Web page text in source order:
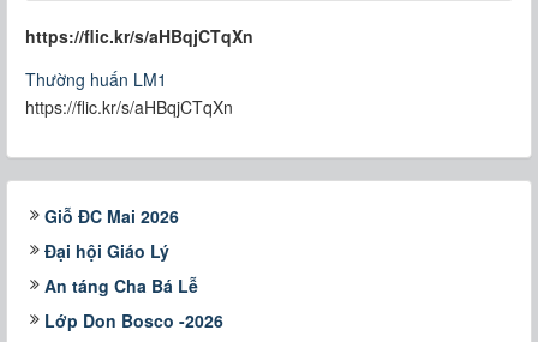
https://flic.kr/s/aHBqjCTqXn
Thường huấn LM1
https://flic.kr/s/aHBqjCTqXn
Giỗ ĐC Mai 2026
Đại hội Giáo Lý
An táng Cha Bá Lễ
Lớp Don Bosco -2026